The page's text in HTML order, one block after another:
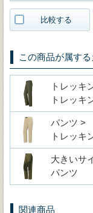
比較する
この商品が属する
トレッキ
トレッキ
パンツ >
トレッキ
大きいサ
パンツ
関連商品